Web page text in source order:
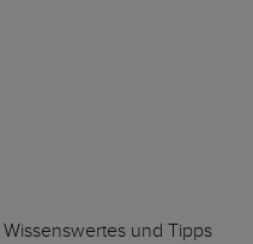
und Tipps